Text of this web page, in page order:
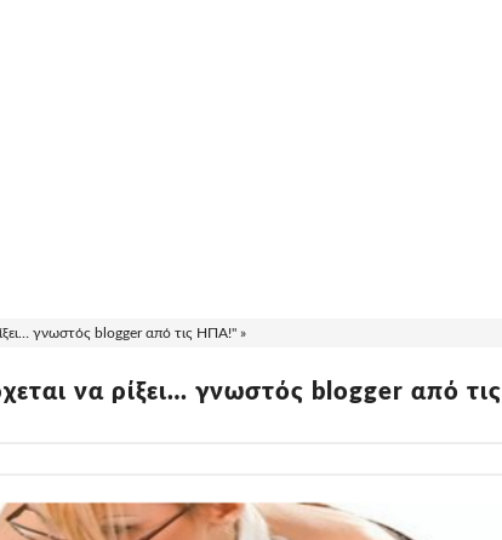
γνωστός blogger από τις HΠA!" »
να ρίξει… γνωστός blogger από τις